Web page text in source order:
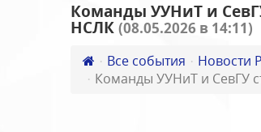
Команды УУНиТ и
НСЛК (08.05.2026 в 14:11)
Все события
Новости
Команды УУНиТ и СевГУ